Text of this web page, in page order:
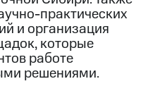
практических
и организация
которые
работе
решениями.